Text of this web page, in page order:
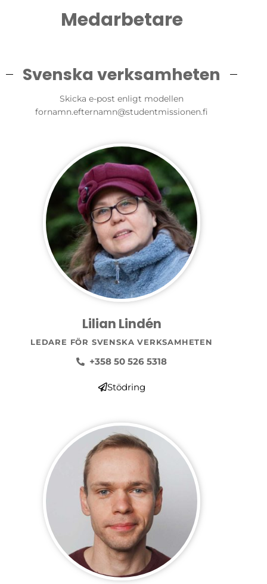
Medarbetare
Svenska verksamheten
Skicka e-post enligt modellen
fornamn.efternamn@studentmissionen.fi
Lilian Lindén
LEDARE FÖR SVENSKA VERKSAMHETEN
+358 50 526 5318
Stödring